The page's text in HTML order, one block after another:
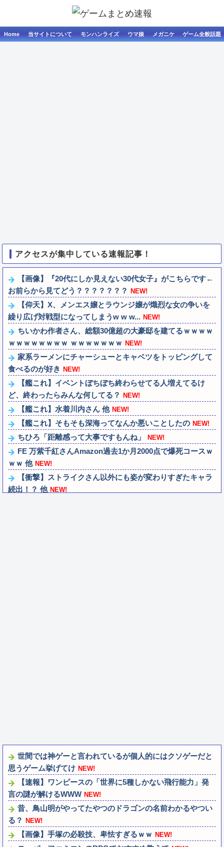
Home 当サイトについて モンハンライズ ウマ娘 メガニケ ゲーム全般話題
アクセスが集中している速報記事！
【画像】『20代にしか見えない30代女子』がこちらです←
お前らから見てどう？？？？？？？
NEW!
【仰天】X、メンエス嬢とラウンジ嬢が熾烈な女の争いを
繰り広げ対戦型になってしまうw w w... NEW!
ちいかわ作者さん、総額30億超の大豪邸を建てるｗｗｗｗ
ｗｗｗｗｗｗｗｗ ｗｗｗｗｗｗｗ NEW!
家系ラーメンにチャーシューとキャベツをトッピングして
食べるのが好き NEW!
【艦これ】イベントぼちぼち終わらせてる人増えてるけ
ど、終わったらみんな何してる？
NEW!
【艦これ】水着川内さん 他 NEW!
【艦これ】そもそも深海ってなんか悪いことしたの NEW!
ちひろ「距離感って大事ですもんね」 NEW!
FE 万紫千紅さんAmazon過去1か月2000点で爆死コースｗ
ｗｗ 他 NEW!
【衝撃】ストライクさん以外にも姿が変わりすぎたキャラ
続出！？ 他 NEW!
世間では神ゲーと言われているが個人的にはクソゲーだと
思うゲーム挙げてけ NEW!
【速報】ワンピースの「世界に5種しかない飛行能力」発
言の謎が解けるWWW NEW!
昔、鳥山明がやってたやつのドラゴンの名前わかるやつい
る？
NEW!
【画像】手塚の必殺技、卑怯すぎるｗｗ NEW!